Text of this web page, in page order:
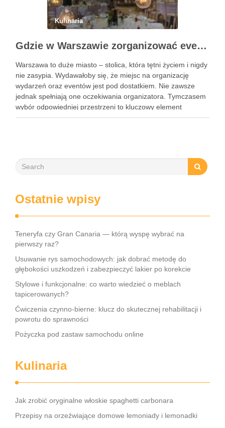
Kulinaria
Gdzie w Warszawie zorganizować event?
Warszawa to duże miasto – stolica, która tętni życiem i nigdy
nie zasypia. Wydawałoby się, że miejsc na organizację
wydarzeń oraz eventów jest pod dostatkiem. Nie zawsze
jednak spełniają one oczekiwania organizatora. Tymczasem
wybór odpowiedniej przestrzeni to kluczowy element
organizacji każdego wydarzenia. Podpowiadamy zatem,
Ostatnie wpisy
Teneryfa czy Gran Canaria — którą wyspę wybrać na
pierwszy raz?
Usuwanie rys samochodowych: jak dobrać metodę do
głębokości uszkodzeń i zabezpieczyć lakier po korekcie
Stylowe i funkcjonalne: co warto wiedzieć o meblach
tapicerowanych?
Ćwiczenia czynno-bierne: klucz do skutecznej rehabilitacji i
powrotu do sprawności
Pożyczka pod zastaw samochodu online
Kulinaria
Jak zrobić oryginalne włoskie spaghetti carbonara
Przepisy na orzeźwiające domowe lemoniady i lemonadki